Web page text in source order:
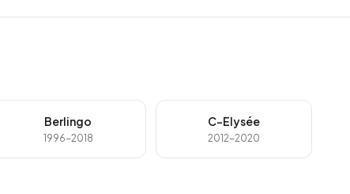
Berlingo
1996-2018
C-Elysée
2012-2020